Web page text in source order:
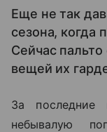
Еще не так
сезона, когда
Сейчас
вещей их
За последние
небывалую